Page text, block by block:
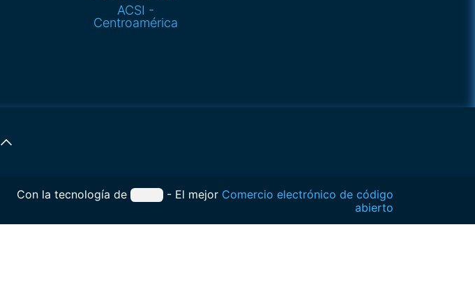
ACSI -
Centroamérica
Con la tecnología de - El mejor Comercio electrónico de código
abierto